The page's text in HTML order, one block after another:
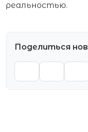
реальностью.
Поделиться